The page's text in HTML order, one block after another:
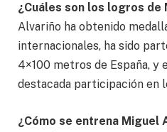
¿Cuáles son los logros de
Alvariño ha obtenido
internacionales, ha sido
4×100 metros de España, y
destacada participación en
¿Cómo se entrena Miguel